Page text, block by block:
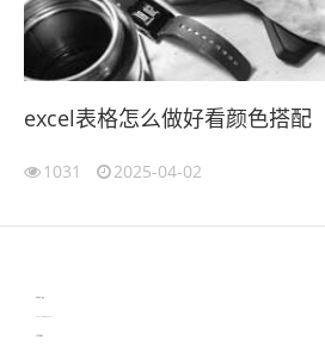
excel表格怎么做好看颜色搭配
1031 2025-04-02